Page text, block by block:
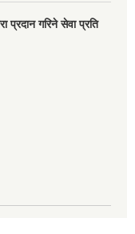
प्रदान गरिने सेवा प्रति